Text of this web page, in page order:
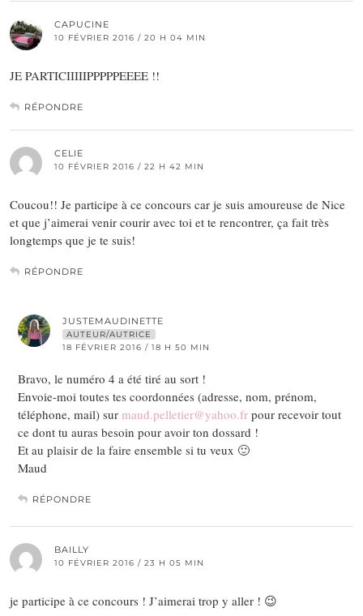
CAPUCINE
10 FÉVRIER 2016 / 20 H 04 MIN
JE PARTICIIIIIPPPPPEEEE !!
RÉPONDRE
CELIE
10 FÉVRIER 2016 / 22 H 42 MIN
Coucou!! Je participe à ce concours car je suis amoureuse de Nice
et que j’aimerai venir courir avec toi et te rencontrer, ça fait très
longtemps que je te suis!
RÉPONDRE
JUSTEMAUDINETTE
AUTEUR/AUTRICE
18 FÉVRIER 2016 / 18 H 50 MIN
Bravo, le numéro 4 a été tiré au sort !
Envoie-moi toutes tes coordonnées (adresse, nom, prénom,
téléphone, mail) sur maud.pelletier@yahoo.fr pour recevoir tout
ce dont tu auras besoin pour avoir ton dossard !
Et au plaisir de la faire ensemble si tu veux 🙂
Maud
RÉPONDRE
BAILLY
10 FÉVRIER 2016 / 23 H 05 MIN
je participe à ce concours ! J’aimerai trop y aller ! 😉